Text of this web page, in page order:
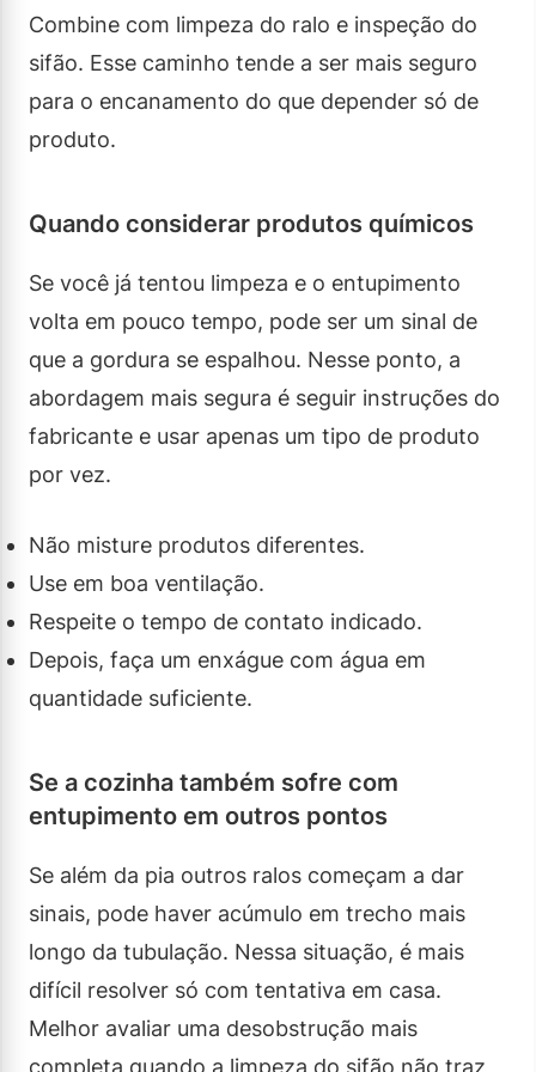
Combine com limpeza do ralo e inspeção do
sifão. Esse caminho tende a ser mais seguro
para o encanamento do que depender só de
produto.
Quando considerar produtos químicos
Se você já tentou limpeza e o entupimento
volta em pouco tempo, pode ser um sinal de
que a gordura se espalhou. Nesse ponto, a
abordagem mais segura é seguir instruções do
fabricante e usar apenas um tipo de produto
por vez.
Não misture produtos diferentes.
Use em boa ventilação.
Respeite o tempo de contato indicado.
Depois, faça um enxágue com água em
quantidade suficiente.
Se a cozinha também sofre com
entupimento em outros pontos
Se além da pia outros ralos começam a dar
sinais, pode haver acúmulo em trecho mais
longo da tubulação. Nessa situação, é mais
difícil resolver só com tentativa em casa.
Melhor avaliar uma desobstrução mais
completa quando a limpeza do sifão não traz